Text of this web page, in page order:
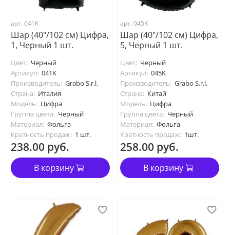
арт. 041K
Шар (40"/102 см) Цифра,
1, Черный 1 шт.
Цвет: Черный
Артикул: 041K
Производитель: Grabo S.r.l.
Страна: Италия
Модель: Цифра
Группа цвета: Черный
Материал: Фольга
Кратность продаж: 1 шт.
238.00 руб.
В корзину
арт. 045K
Шар (40"/102 см) Цифра,
5, Черный 1 шт.
Цвет: Черный
Артикул: 045K
Производитель: Grabo S.r.l.
Страна: Китай
Модель: Цифра
Группа цвета: Черный
Материал: Фольга
Кратность продаж: 1шт.
258.00 руб.
В корзину